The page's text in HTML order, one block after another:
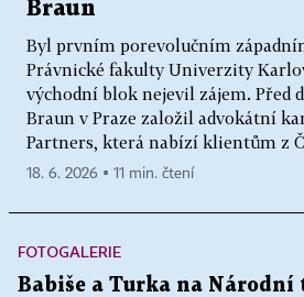
Braun
Byl prvním porevolučním
Právnické fakulty Univerzity
východní blok nejevil zájem. Před
Braun v Praze založil advokátní
Partners, která nabízí klientům z
18. 6. 2026 ▪ 11 min. čtení
FOTOGALERIE
Babiše a Turka na